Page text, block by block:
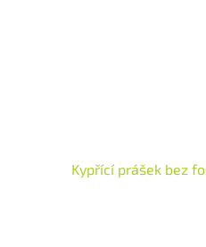
Kypřící prášek bez